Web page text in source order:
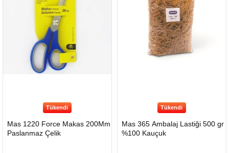
Tükendi
Mas 1220 Force Makas 200Mm
Paslanmaz Çelik
Tükendi
Mas 365 Ambalaj Lastiği 500 gr
%100 Kauçuk